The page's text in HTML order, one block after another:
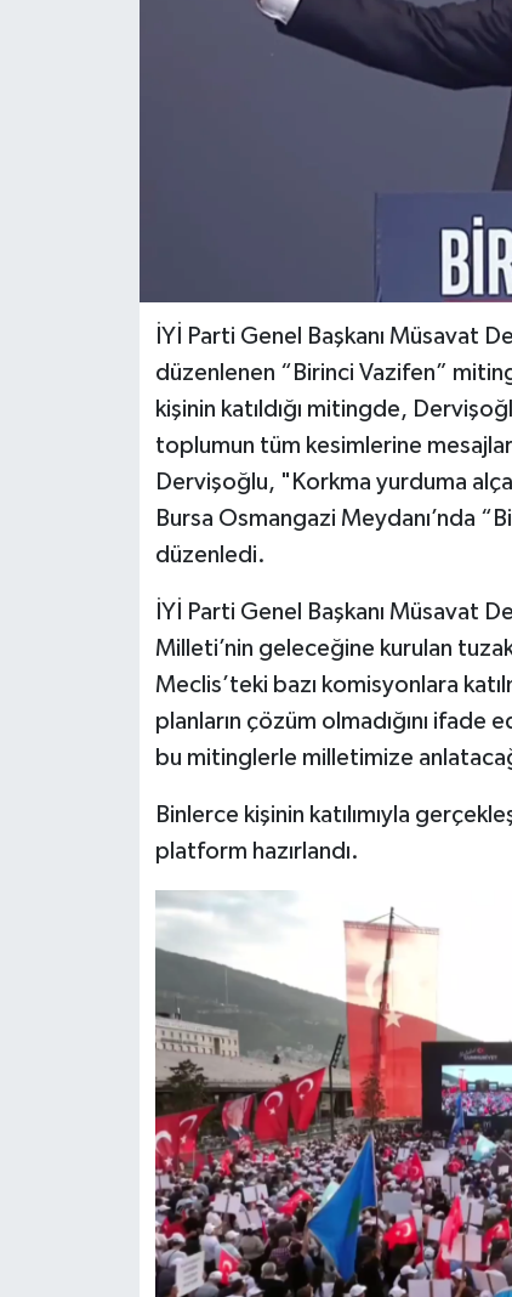
İYİ Parti Genel Başkanı Müsavat
düzenlenen “Birinci Vazifen”
kişinin katıldığı mitingde,
toplumun tüm kesimlerine
Dervişoğlu, "Korkma yurduma
Bursa Osmangazi Meydanı’nda
düzenledi.
İYİ Parti Genel Başkanı Müsavat
Milleti’nin geleceğine kurulan
Meclis’teki bazı komisyonlara
planların çözüm olmadığını
bu mitinglerle milletimize
Binlerce kişinin katılımıyla
platform hazırlandı.